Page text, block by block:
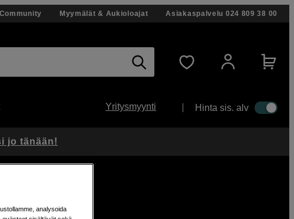
Myymälät & Aukioloajat Asiakaspalvelu 024 809 38 00
Yritysmyynti Hinta sis. alv
jo tänään!
analysoida